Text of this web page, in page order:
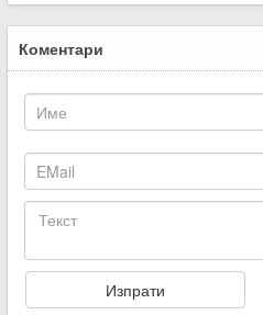
Коментари